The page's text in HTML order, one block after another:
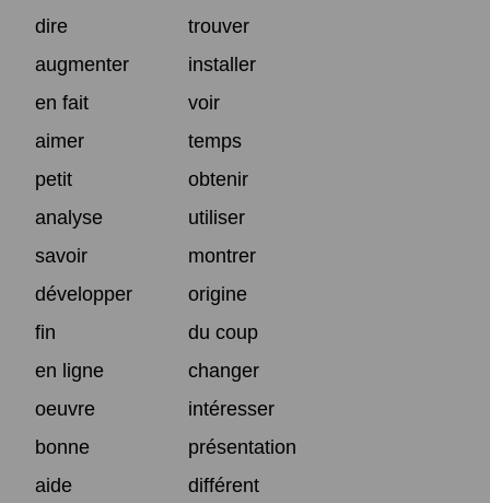
dire
trouver
augmenter
installer
en fait
voir
aimer
temps
petit
obtenir
analyse
utiliser
savoir
montrer
développer
origine
fin
du coup
en ligne
changer
oeuvre
intéresser
bonne
présentation
aide
différent